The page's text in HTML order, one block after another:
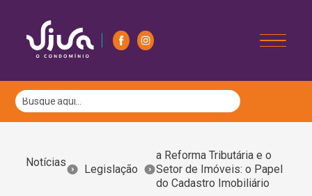
Notícias
Legislação
a Reforma Tributária e o
Setor de Imóveis: o Papel
do Cadastro Imobiliário